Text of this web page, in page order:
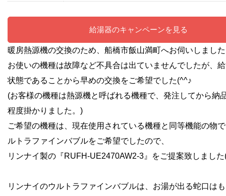
給湯器のキャンペーンを見る
暖房熱源機の交換のため、船橋市飯山満町へお伺いしまし
お使いの機種は故障など不具合は出ていませんでしたが、
状態であることから早めの交換をご希望でした(^^♪
(お客様の機種は熱源機と呼ばれる機種で、発注してから納
程度掛かりました。)
ご希望の機種は、現在使用されている機種と同等機能の物
ルトラファインバブルをご希望でしたので、
リンナイ製の『RUFH-UE2470AW2-3』をご提案致しまし
リンナイのウルトラファインバブルは、お湯が出る蛇口は